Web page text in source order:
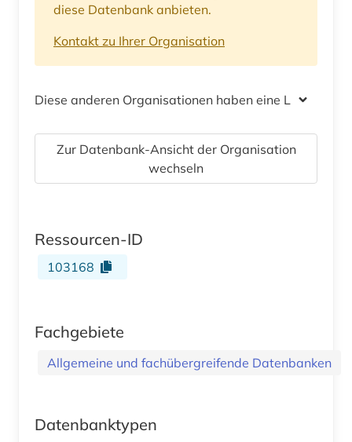
diese Datenbank anbieten.
Kontakt zu Ihrer Organisation
Diese anderen Organisationen haben eine Lizenz
Zur Datenbank-Ansicht der Organisation
wechseln
Ressourcen-ID
103168
Fachgebiete
Allgemeine und fachübergreifende Datenbanken
Datenbanktypen